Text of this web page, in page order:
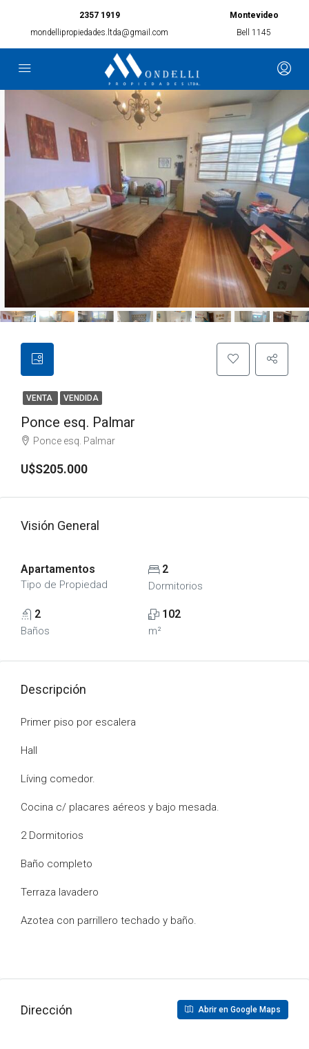
2357 1919
mondellipropiedades.ltda@gmail.com
Montevideo
Bell 1145
VENTA VENDIDA
Ponce esq. Palmar
Ponce esq. Palmar
U$S205.000
Visión General
Apartamentos
Tipo de Propiedad
2
Dormitorios
2
Baños
102
m²
Descripción
Primer piso por escalera
Hall
Líving comedor.
Cocina c/ placares aéreos y bajo mesada.
2 Dormitorios
Baño completo
Terraza lavadero
Azotea con parrillero techado y baño.
Dirección Abrir en Google Maps